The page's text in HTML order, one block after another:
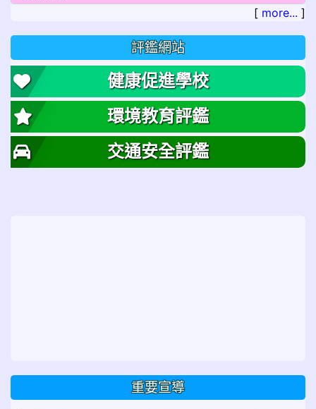
[ more... ]
評鑑網站
健康促進學校
環境教育評鑑
交通安全評鑑
重要宣導